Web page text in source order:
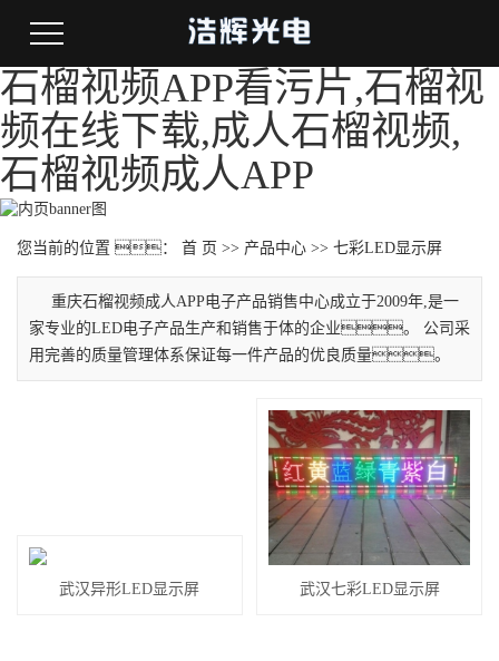
石榴视频APP看污片,石榴视
频在线下载,成人石榴视频,
石榴视频成人APP
您当前的位置 ： 首 页 >> 产品中心 >> 七彩LED显示屏
重庆石榴视频成人APP电子产品销售中心成立于2009年,是一
家专业的LED电子产品生产和销售于体的企业。 公司采
用完善的质量管理体系保证每一件产品的优良质量。
武汉异形LED显示屏 武汉七彩LED显示屏